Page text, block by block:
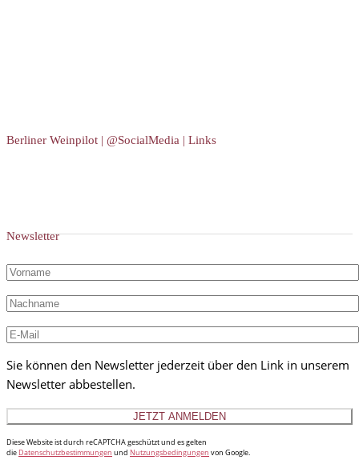
Berliner Weinpilot | @SocialMedia | Links
Newsletter
Sie können den Newsletter jederzeit über den Link in unserem
Newsletter abbestellen.
Diese Website ist durch reCAPTCHA geschützt und es gelten
die Datenschutzbestimmungen und Nutzungsbedingungen von Google.